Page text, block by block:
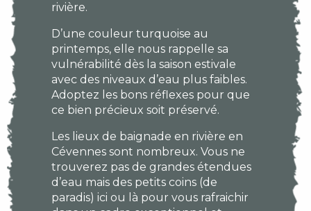
rivière.
D’une couleur turquoise au
printemps, elle nous rappelle sa
vulnérabilité dès la saison estivale
avec des niveaux d’eau plus faibles.
Adoptez les bons réflexes pour que
ce bien précieux soit préservé.
Les lieux de baignade en rivière en
Cévennes sont nombreux. Vous ne
trouverez pas de grandes étendues
d’eau mais des petits coins (de
paradis) ici ou là pour vous rafraichir